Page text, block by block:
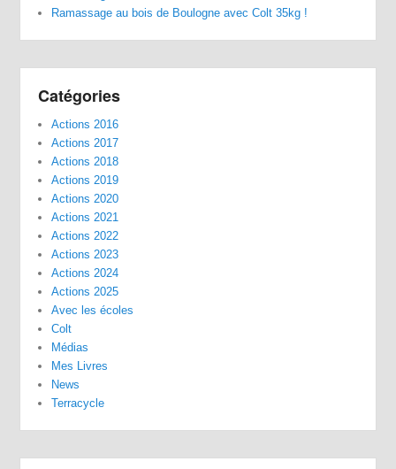
Ramassage au bois de Boulogne avec Colt 35kg !
Catégories
Actions 2016
Actions 2017
Actions 2018
Actions 2019
Actions 2020
Actions 2021
Actions 2022
Actions 2023
Actions 2024
Actions 2025
Avec les écoles
Colt
Médias
Mes Livres
News
Terracycle